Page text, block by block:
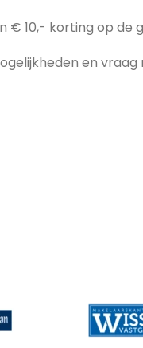
€ 10,- korting op de
en vraag